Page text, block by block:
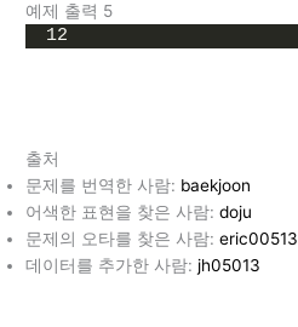
예제 출력 5
12
출처
문제를 번역한 사람: baekjoon
어색한 표현을 찾은 사람:doju
문제의 오타를 찾은 사람:eric00513
데이터를 추가한 사람:jh05013